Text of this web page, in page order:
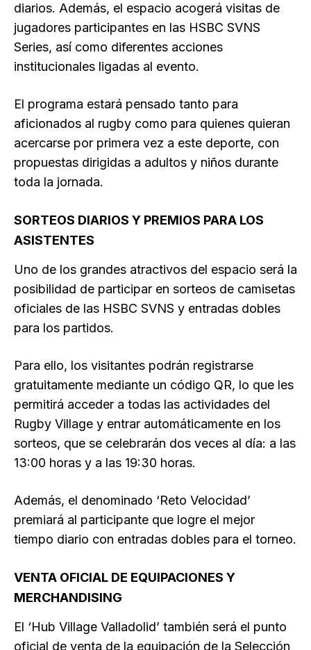
diarios. Además, el espacio acogerá visitas de
jugadores participantes en las HSBC SVNS
Series, así como diferentes acciones
institucionales ligadas al evento.
El programa estará pensado tanto para
aficionados al rugby como para quienes quieran
acercarse por primera vez a este deporte, con
propuestas dirigidas a adultos y niños durante
toda la jornada.
SORTEOS DIARIOS Y PREMIOS PARA LOS
ASISTENTES
Uno de los grandes atractivos del espacio será la
posibilidad de participar en sorteos de camisetas
oficiales de las HSBC SVNS y entradas dobles
para los partidos.
Para ello, los visitantes podrán registrarse
gratuitamente mediante un código QR, lo que les
permitirá acceder a todas las actividades del
Rugby Village y entrar automáticamente en los
sorteos, que se celebrarán dos veces al día: a las
13:00 horas y a las 19:30 horas.
Además, el denominado ‘Reto Velocidad’
premiará al participante que logre el mejor
tiempo diario con entradas dobles para el torneo.
VENTA OFICIAL DE EQUIPACIONES Y
MERCHANDISING
El ‘Hub Village Valladolid’ también será el punto
oficial de venta de la equipación de la Selección